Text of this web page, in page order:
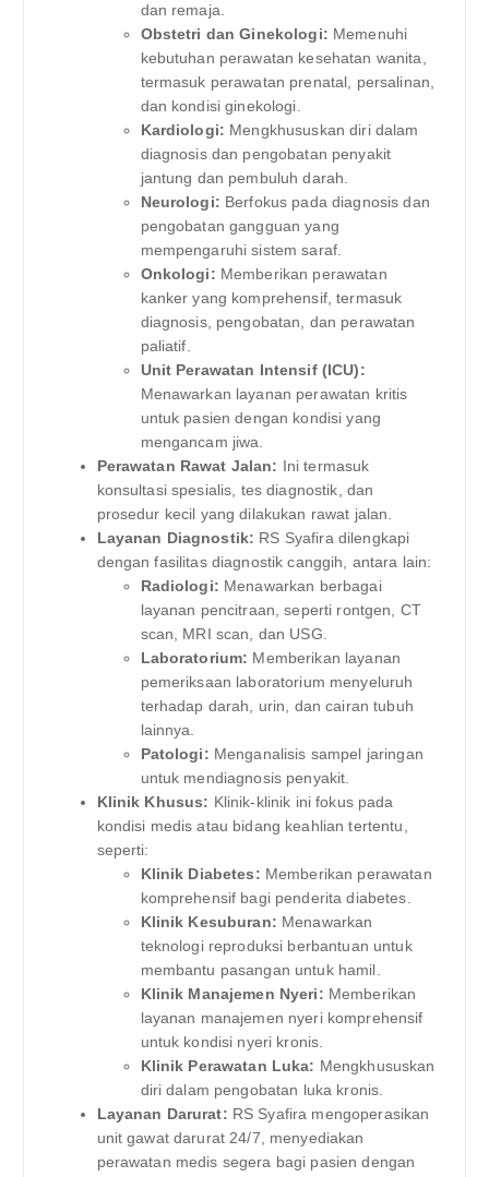
dan remaja.
Obstetri dan Ginekologi: Memenuhi
kebutuhan perawatan kesehatan wanita,
termasuk perawatan prenatal, persalinan,
dan kondisi ginekologi.
Kardiologi: Mengkhususkan diri dalam
diagnosis dan pengobatan penyakit
jantung dan pembuluh darah.
Neurologi: Berfokus pada diagnosis dan
pengobatan gangguan yang
mempengaruhi sistem saraf.
Onkologi: Memberikan perawatan
kanker yang komprehensif, termasuk
diagnosis, pengobatan, dan perawatan
paliatif.
Unit Perawatan Intensif (ICU):
Menawarkan layanan perawatan kritis
untuk pasien dengan kondisi yang
mengancam jiwa.
Perawatan Rawat Jalan: Ini termasuk
konsultasi spesialis, tes diagnostik, dan
prosedur kecil yang dilakukan rawat jalan.
Layanan Diagnostik: RS Syafira dilengkapi
dengan fasilitas diagnostik canggih, antara lain:
Radiologi: Menawarkan berbagai
layanan pencitraan, seperti rontgen, CT
scan, MRI scan, dan USG.
Laboratorium: Memberikan layanan
pemeriksaan laboratorium menyeluruh
terhadap darah, urin, dan cairan tubuh
lainnya.
Patologi: Menganalisis sampel jaringan
untuk mendiagnosis penyakit.
Klinik Khusus: Klinik-klinik ini fokus pada
kondisi medis atau bidang keahlian tertentu,
seperti:
Klinik Diabetes: Memberikan perawatan
komprehensif bagi penderita diabetes.
Klinik Kesuburan: Menawarkan
teknologi reproduksi berbantuan untuk
membantu pasangan untuk hamil.
Klinik Manajemen Nyeri: Memberikan
layanan manajemen nyeri komprehensif
untuk kondisi nyeri kronis.
Klinik Perawatan Luka: Mengkhususkan
diri dalam pengobatan luka kronis.
Layanan Darurat: RS Syafira mengoperasikan
unit gawat darurat 24/7, menyediakan
perawatan medis segera bagi pasien dengan